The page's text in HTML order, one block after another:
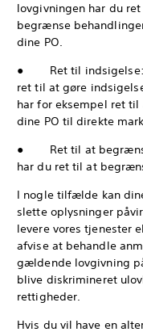
lovgivningen har du
begrænse
dine PO.
● Ret til indsigelse:
ret til at gøre
har for eksempel ret
dine PO til direkte
● Ret til at
har du ret til at
I nogle tilfælde kan
slette oplysninger
levere vores tjenester
afvise at behandle
gældende lovgivning
blive diskrimineret
rettigheder.
Hvis du vil have en